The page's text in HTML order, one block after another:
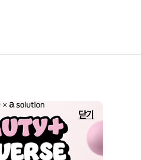
닫기
/ 고객센터:080-024-1357
-1843호